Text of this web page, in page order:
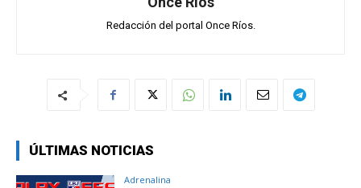
Redacción del portal Once Ríos.
ÚLTIMAS NOTICIAS
Adrenalina